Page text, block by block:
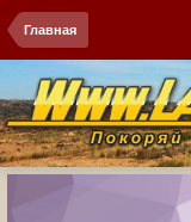
Главная